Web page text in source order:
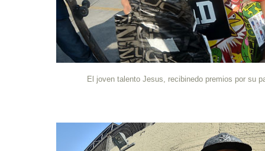
El joven talento Jesus, recibinedo premios por su